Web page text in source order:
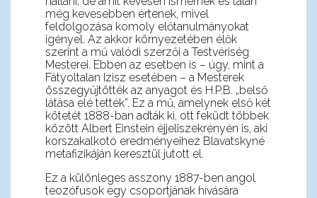
még kevesebben értenek, mivel
feldolgozása komoly előtanulmányokat
igényel. Az akkor környezetében élők
szerint a mű valódi szerzői a Testvériség
Mesterei. Ebben az esetben is – úgy, mint a
Fátyoltalan Izisz esetében – a Mesterek
összegyűjtötték az anyagot és H.P.B. „belső
látása elé tették”. Ez a mű, amelynek első két
kötetét 1888-ban adták ki, ott feküdt többek
között Albert Einstein éjjeliszekrényén is, aki
korszakalkotó eredményeihez Blavatskyné
metafizikáján keresztül jutott el.
Ez a különleges asszony 1887-ben angol
teozófusok egy csoportjának hívására